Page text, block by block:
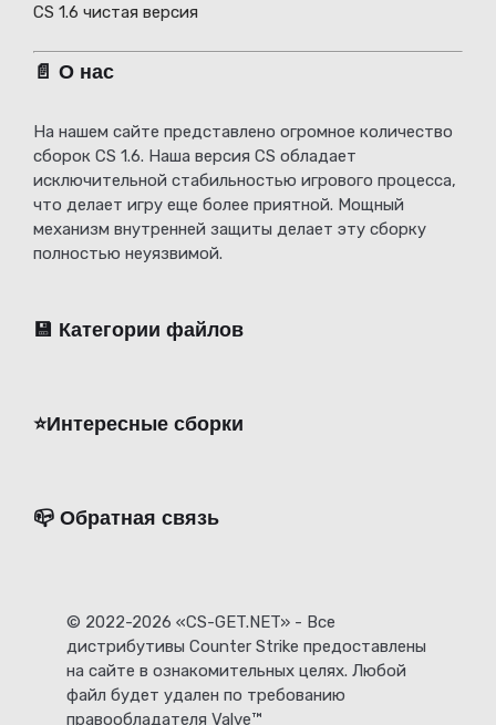
CS 1.6 чистая версия
📄 О нас
На нашем сайте представлено огромное количество
сборок CS 1.6. Наша версия CS обладает
исключительной стабильностью игрового процесса,
что делает игру еще более приятной. Мощный
механизм внутренней защиты делает эту сборку
полностью неуязвимой.
💾 Категории файлов
⭐️Интересные сборки
📪 Обратная связь
© 2022-2026 «CS-GET.NET» - Все
дистрибутивы Counter Strike предоставлены
на сайте в ознакомительных целях. Любой
файл будет удален по требованию
правообладателя Valve™